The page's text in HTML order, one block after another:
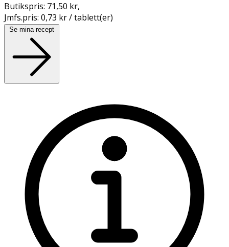
Butikspris: 71,50 kr,
Jmfs.pris: 0,73 kr / tablett(er)
Se mina recept